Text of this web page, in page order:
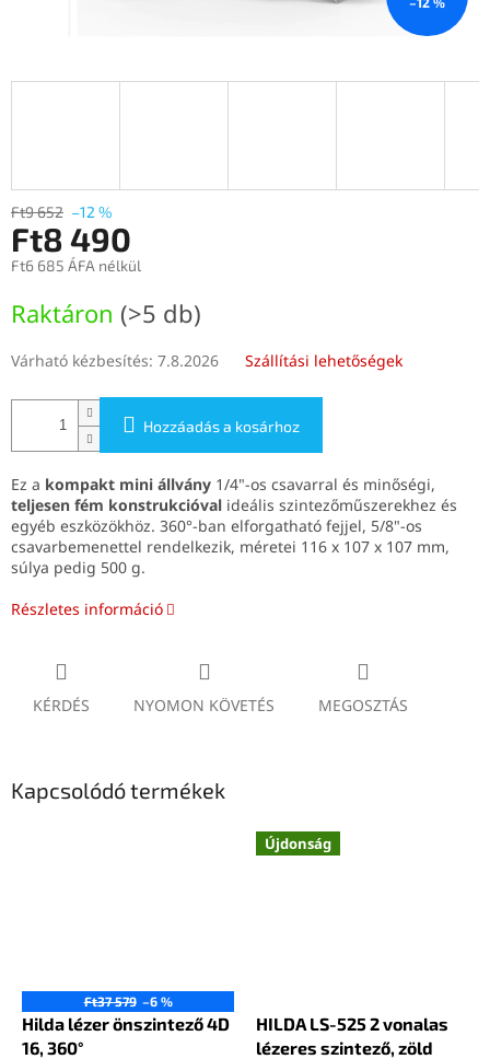
Ft9 652 –12 %
Ft8 490
Ft6 685 ÁFA nélkül
Raktáron (>5 db)
Várható kézbesítés: 7.8.2026 Szállítási lehetőségek
Hozzáadás a kosárhoz
Ez a kompakt mini állvány 1/4"-os csavarral és minőségi,
teljesen fém konstrukcióval ideális szintezőműszerekhez és
egyéb eszközökhöz. 360°-ban elforgatható fejjel, 5/8"-os
csavarbemenettel rendelkezik, méretei 116 x 107 x 107 mm,
súlya pedig 500 g.
Részletes információ
KÉRDÉS NYOMON KÖVETÉS MEGOSZTÁS
Kapcsolódó termékek
Ft37 579 –6 %
Hilda lézer önszintező 4D
16, 360°
Újdonság
HILDA LS-525 2 vonalas
lézeres szintező, zöld